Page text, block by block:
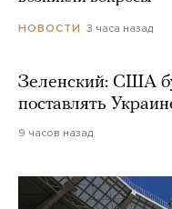
НОВОСТИ 3 часа назад
Зеленский: США
поставлять
9 часов назад